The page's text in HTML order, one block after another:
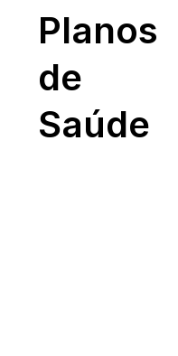
Planos
de
Saúde